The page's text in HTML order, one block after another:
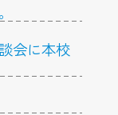
会に本校